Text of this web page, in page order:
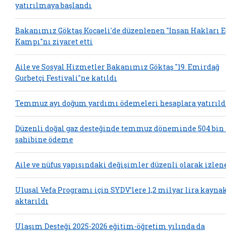
yatırılmaya başlandı
Bakanımız Göktaş Kocaeli'de düzenlenen "İnsan Hakları
Kampı"nı ziyaret etti
Aile ve Sosyal Hizmetler Bakanımız Göktaş "19. Emirdağ
Gurbetçi Festivali"ne katıldı
Temmuz ayı doğum yardımı ödemeleri hesaplara
Düzenli doğal gaz desteğinde temmuz döneminde 504
sahibine ödeme
Aile ve nüfus yapısındaki değişimler düzenli olarak
Ulusal Vefa Programı için SYDV’lere 1,2 milyar lira
aktarıldı
Ulaşım Desteği 2025-2026 eğitim-öğretim yılında da